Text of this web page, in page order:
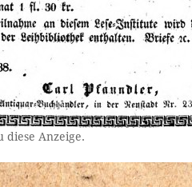
diese Anzeige.